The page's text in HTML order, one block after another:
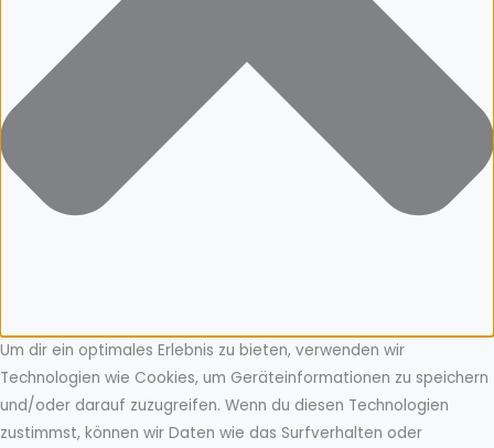
Um dir ein optimales Erlebnis zu bieten, verwenden wir
Technologien wie Cookies, um Geräteinformationen zu speichern
und/oder darauf zuzugreifen. Wenn du diesen Technologien
zustimmst, können wir Daten wie das Surfverhalten oder